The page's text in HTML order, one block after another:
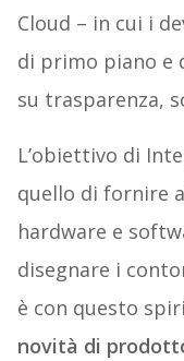
Cloud – in cui i
di primo piano e
su trasparenza,
L’obiettivo di
quello di fornire
hardware e
disegnare i
è con questo
novità di